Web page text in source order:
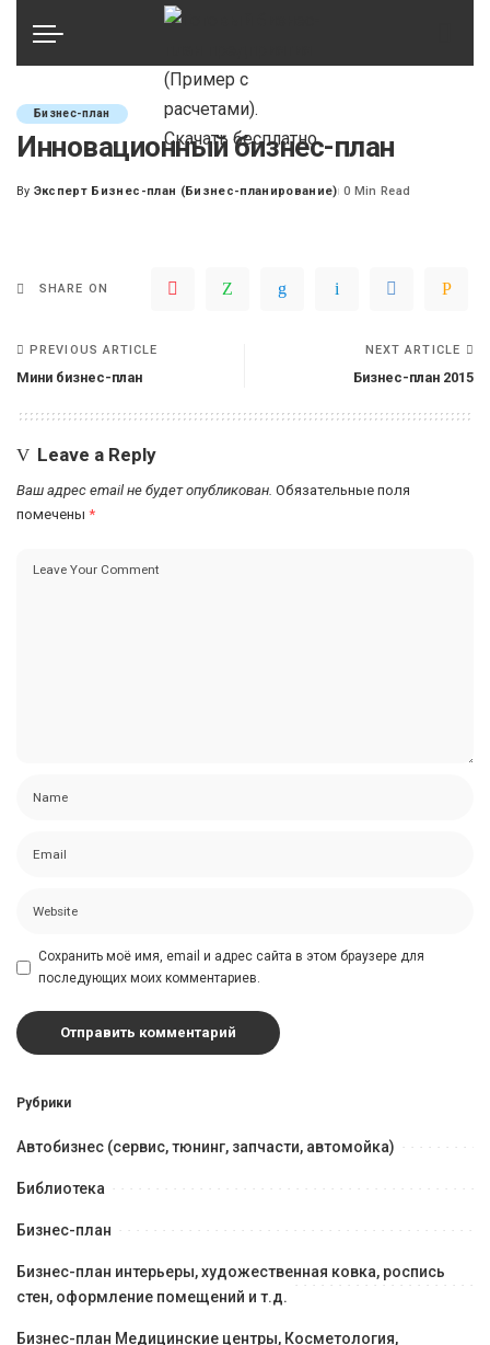
Бизнес-план
Инновационный бизнес-план
Posted
By Эксперт Бизнес-план (Бизнес-планирование) 0 Min Read
SHARE ON
PREVIOUS ARTICLE
Мини бизнес-план
NEXT ARTICLE
Бизнес-план 2015
Leave a Reply
Ваш адрес email не будет опубликован. Обязательные поля
помечены *
Сохранить моё имя, email и адрес сайта в этом браузере для
последующих моих комментариев.
Рубрики
Автобизнес (сервис, тюнинг, запчасти, автомойка)
Библиотека
Бизнес-план
Бизнес-план интерьеры, художественная ковка, роспись
стен, оформление помещений и т.д.
Бизнес-план Медицинские центры, Косметология,